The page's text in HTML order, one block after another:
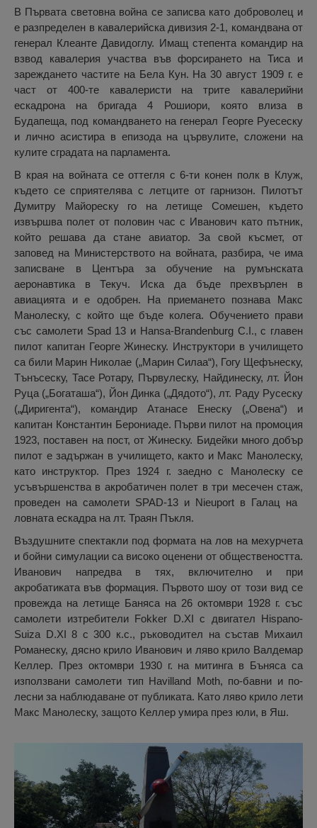
В Първата световна война се записва като доброволец и
е разпределен в кавалерийска дивизия 2-1, командвана от
генерал Клеанте Давидоглу. Имащ степента командир на
взвод кавалерия участва във форсирането на Тиса и
зареждането частите на Бела Кун. На 30 август 1909 г. е
част от 400-те кавалеристи на трите кавалерийни
ескадрона на бригада 4 Рошиори, която влиза в
Будапеща, под командването на генерал Георге Руесеску
и лично асистира в епизода на цървулите, сложени на
кулите сградата на парламента.
В края на войната се оттегля с 6-ти конен полк в Клуж,
където се сприятелява с летците от гарнизон. Пилотът
Думитру Майореску го на летище Сомешен, където
извършва полет от половин час с Иванович като пътник,
който решава да стане авиатор. За свой късмет, от
заповед на Министерството на войната, разбира, че има
записване в Центъра за обучение на румънската
аеронавтика в Текуч. Иска да бъде прехвърлен в
авиацията и е одобрен. На приемането познава Макс
Манолеску, с който ще бъде колега. Обучението прави
със самолети Spad 13 и Hansa-Brandenburg C.I., с главен
пилот капитан Георге Жинеску. Инструктори в училището
са били Марин Николае („Марин Силаа“), Гогу Щефънеску,
Тънъсеску, Тасе Ротару, Първулеску, Найдинеску, лт. Йон
Руца („Богаташа“), Йон Динка („Дядото“), лт. Раду Русеску
(„Диригента“), командир Атанасе Енеску („Овена“) и
капитан Константин Берониаде. Първи пилот на промоция
1923, поставен на пост, от Жинеску. Бидейки много добър
пилот е задържан в училището, както и Макс Манолеску,
като инструктор. През 1924 г. заедно с Манолеску се
усъвършенства в акробатичен полет в три месечен стаж,
проведен на самолети SPAD-13 и Nieuport в Галац на ​​
ловната ескадра на лт. Траян Пъкля.
Въздушните спектакли под формата на лов на мехурчета
и бойни симулации са високо оценени от обществеността.
Иванович напредва в тях, включително и при
акробатиката във формация. Първото шоу от този вид се
провежда на летище Баняса на 26 октомври 1928 г. със
самолети изтребители Fokker D.XI с двигател Hispano-
Suiza D.XI 8 с 300 к.с., ръководител на състав Михаил
Романеску, дясно крило Иванович и ляво крило Валдемар
Келлер. През октомври 1930 г. на митинга в Бъняса са
използвани самолети тип Havilland Moth, по-бавни и по-
лесни за наблюдаване от публиката. Като ляво крило лети
Макс Манолеску, защото Келлер умира през юли, в Яш.